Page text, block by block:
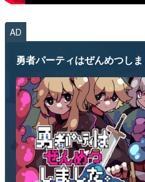
AD
勇者パーティはぜんめつしま